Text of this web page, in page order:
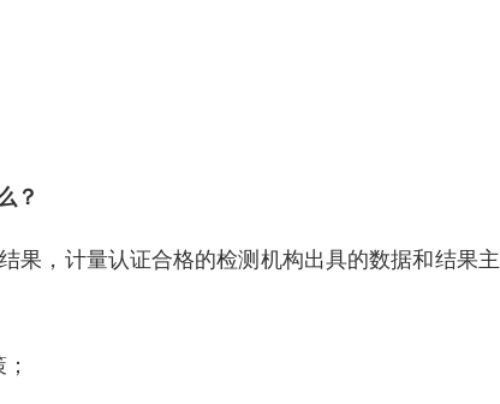
？
果，计量认证合格的检测机构出具的数据和结果